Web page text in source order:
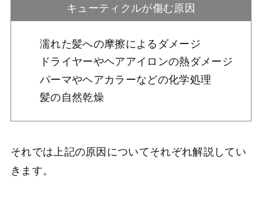
キューティクルが傷む原因
濡れた髪への摩擦によるダメージ
ドライヤーやヘアアイロンの熱ダメージ
パーマやヘアカラーなどの化学処理
髪の自然乾燥
それでは上記の原因についてそれぞれ解説してい
きます。